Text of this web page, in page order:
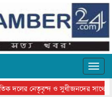
দলের নেতৃবৃন্দ ও সুধীজনদের সাথে